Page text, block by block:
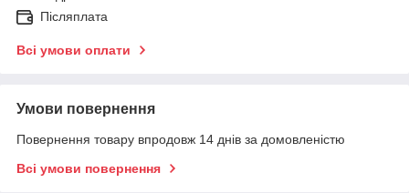
Післяплата
Всі умови оплати
Умови повернення
Повернення товару впродовж 14 днів за домовленістю
Всі умови повернення